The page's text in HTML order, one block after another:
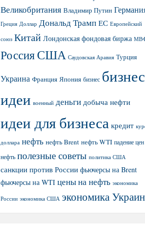
Великобритания Владимир Путин
Греция Доллар Дональд Трамп ЕС Европейский
союз Китай Лондонская фондовая биржа
РоссияСША Саудовская Аравия Турция
Украина Франция Япония бизнес бизнес
идеи военный деньги добыча нефти
идеи для бизнеса кредит
доллара нефть нефть Brent нефть WTI падение
нефть полезные советы политика США
санкции против России фьючерсы на Brent
фьючерсы на WTI цены на нефть экономика
России экономика США экономика